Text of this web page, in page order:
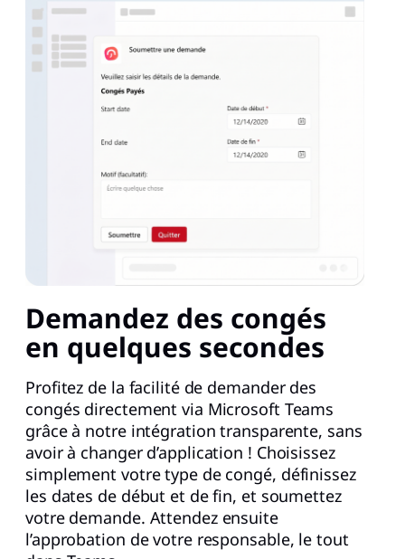
Demandez des congés
en quelques secondes
Profitez de la facilité de demander des
congés directement via Microsoft Teams
grâce à notre intégration transparente, sans
avoir à changer d’application ! Choisissez
simplement votre type de congé, définissez
les dates de début et de fin, et soumettez
votre demande. Attendez ensuite
l’approbation de votre responsable, le tout